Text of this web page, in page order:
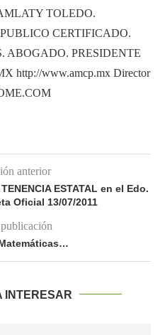
TOLEDO.
CERTIFICADO.
ABOGADO. PRESIDENTE
http://www.amcp.mx Director
anterior
ESTATAL en el Edo.
Oficial 13/07/2011
INTERESAR